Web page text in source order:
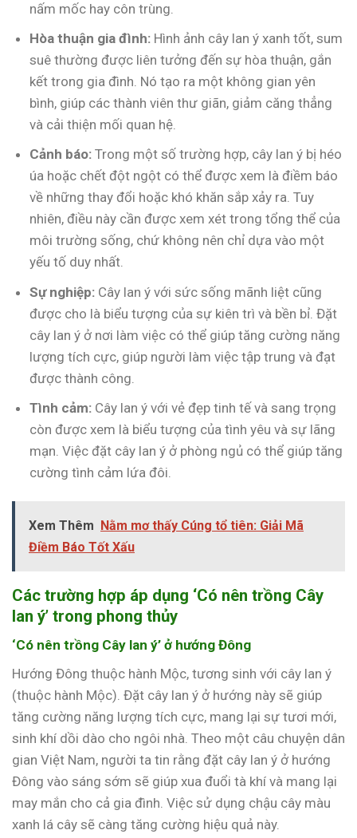
nấm mốc hay côn trùng.
Hòa thuận gia đình: Hình ảnh cây lan ý xanh tốt, sum
suê thường được liên tưởng đến sự hòa thuận, gắn
kết trong gia đình. Nó tạo ra một không gian yên
bình, giúp các thành viên thư giãn, giảm căng thẳng
và cải thiện mối quan hệ.
Cảnh báo: Trong một số trường hợp, cây lan ý bị héo
úa hoặc chết đột ngột có thể được xem là điềm báo
về những thay đổi hoặc khó khăn sắp xảy ra. Tuy
nhiên, điều này cần được xem xét trong tổng thể của
môi trường sống, chứ không nên chỉ dựa vào một
yếu tố duy nhất.
Sự nghiệp: Cây lan ý với sức sống mãnh liệt cũng
được cho là biểu tượng của sự kiên trì và bền bỉ. Đặt
cây lan ý ở nơi làm việc có thể giúp tăng cường năng
lượng tích cực, giúp người làm việc tập trung và đạt
được thành công.
Tình cảm: Cây lan ý với vẻ đẹp tinh tế và sang trọng
còn được xem là biểu tượng của tình yêu và sự lãng
mạn. Việc đặt cây lan ý ở phòng ngủ có thể giúp tăng
cường tình cảm lứa đôi.
Xem Thêm Nằm mơ thấy Cúng tổ tiên: Giải Mã
Điềm Báo Tốt Xấu
Các trường hợp áp dụng ‘Có nên trồng Cây
lan ý’ trong phong thủy
‘Có nên trồng Cây lan ý’ ở hướng Đông
Hướng Đông thuộc hành Mộc, tương sinh với cây lan ý
(thuộc hành Mộc). Đặt cây lan ý ở hướng này sẽ giúp
tăng cường năng lượng tích cực, mang lại sự tươi mới,
sinh khí dồi dào cho ngôi nhà. Theo một câu chuyện dân
gian Việt Nam, người ta tin rằng đặt cây lan ý ở hướng
Đông vào sáng sớm sẽ giúp xua đuổi tà khí và mang lại
may mắn cho cả gia đình. Việc sử dụng chậu cây màu
xanh lá cây sẽ càng tăng cường hiệu quả này.